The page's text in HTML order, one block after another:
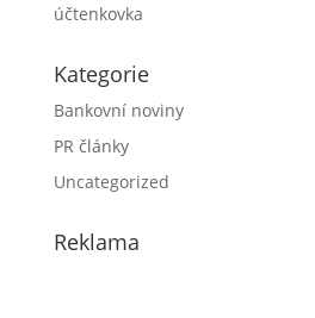
účtenkovka
Kategorie
Bankovní noviny
PR články
Uncategorized
Reklama